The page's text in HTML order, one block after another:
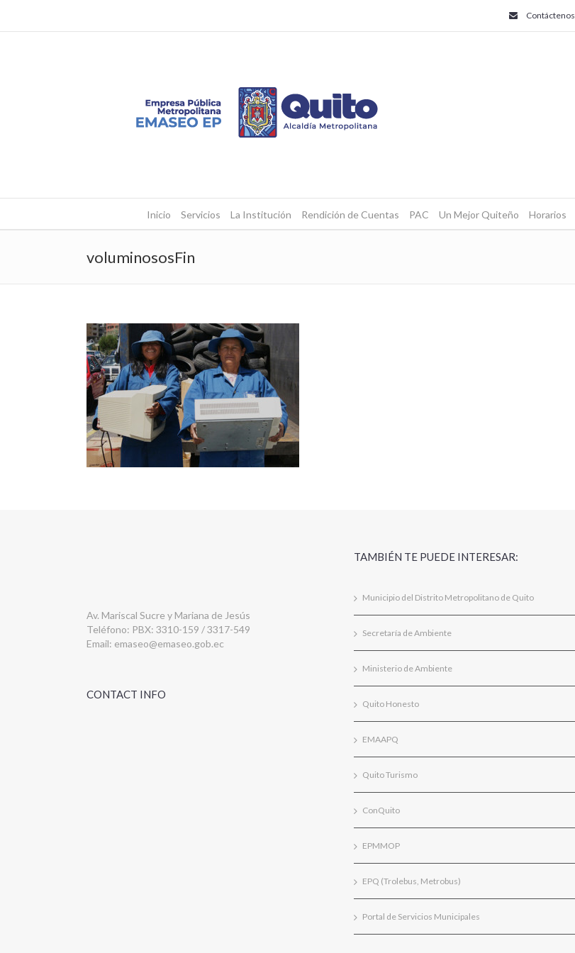
Contáctenos
Inicio Servicios La Institución Rendición de Cuentas PAC Un Mejor Quiteño Horarios
voluminososFin
Av. Mariscal Sucre y Mariana de Jesús
Teléfono: PBX: 3310-159 / 3317-549
Email: emaseo@emaseo.gob.ec
CONTACT INFO
TAMBIÉN TE PUEDE INTERESAR:
Municipio del Distrito Metropolitano de Quito
Secretaría de Ambiente
Ministerio de Ambiente
Quito Honesto
EMAAPQ
Quito Turismo
ConQuito
EPMMOP
EPQ (Trolebus, Metrobus)
Portal de Servicios Municipales